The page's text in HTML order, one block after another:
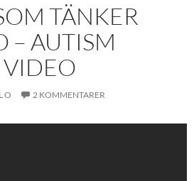
TÄNKER
– AUTISM
VIDEO
O 2 KOMMENTARER